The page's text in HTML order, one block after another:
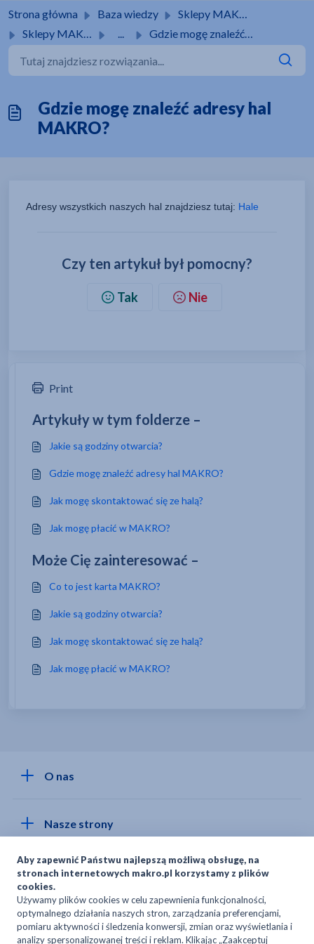
Strona główna Baza wiedzy
Sklepy MAKRO
Sklepy MAKRO
... Gdzie mogę znaleźć adresy hal MAKRO?
Gdzie mogę znaleźć adresy hal
MAKRO?
Adresy wszystkich naszych hal znajdziesz tutaj: Hale
Czy ten artykuł był pomocny?
Tak Nie
Print
Artykuły w tym folderze –
Jakie są godziny otwarcia?
Gdzie mogę znaleźć adresy hal MAKRO?
Jak mogę skontaktować się ze halą?
Jak mogę płacić w MAKRO?
Może Cię zainteresować –
Co to jest karta MAKRO?
Jakie są godziny otwarcia?
Jak mogę skontaktować się ze halą?
Jak mogę płacić w MAKRO?